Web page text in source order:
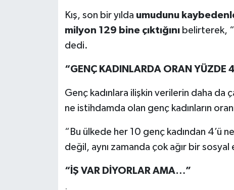
Kış, son bir yılda umudunu
milyon 129 bine çıktığınıbelirterek,
dedi.
“GENÇ KADINLARDA ORAN YÜZDE
Genç kadınlara ilişkin verilerin daha da
ne istihdamda olan genç kadınların
“Bu ülkede her 10 genç kadından 4’ü
değil, aynı zamanda çok ağır bir
“İŞ VAR DİYORLAR AMA…”